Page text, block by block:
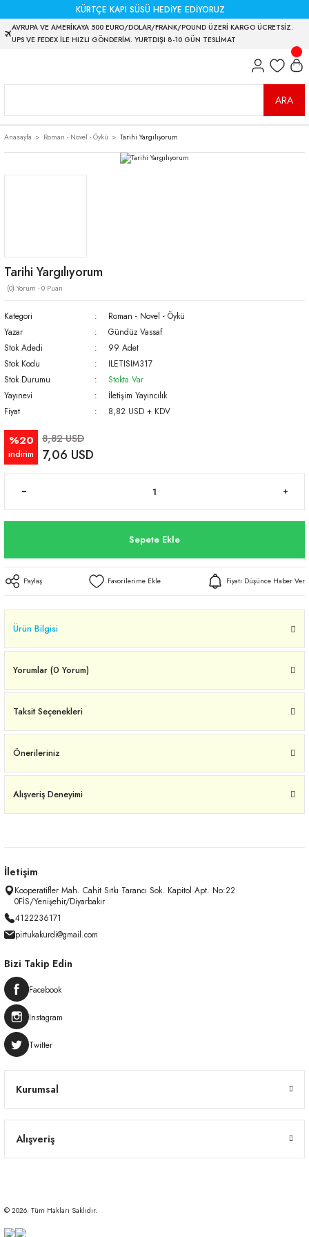
KÜRTÇE KAPI SÜSÜ HEDİYE EDİYORUZ
AVRUPA VE AMERİKAYA 500 EURO/DOLAR/FRANK/POUND ÜZERİ KARGO ÜCRETSİZ.
UPS VE FEDEX İLE HIZLI GÖNDERİM. YURTDIŞI 8-10 GÜN TESLİMAT
ARA
Anasayfa Roman - Novel - Öykü Tarihi Yargılıyorum
Tarihi Yargılıyorum
(0) Yorum - 0 Puan
Kategori
Roman - Novel - Öykü
Yazar
Gündüz Vassaf
Stok Adedi
99 Adet
Stok Kodu
ILETISIM317
Stok Durumu
Stokta Var
Yayınevi
İletişim Yayıncılık
Fiyat
8,82 USD + KDV
%20
indirim
8,82 USD
7,06 USD
Sepete Ekle
Paylaş Fiyatı Düşünce Haber Ver
Ürün Bilgisi
Yorumlar (0 Yorum)
Taksit Seçenekleri
Önerileriniz
Alışveriş Deneyimi
İletişim
Kooperatifler Mah. Cahit Sıtkı Tarancı Sok. Kapitol Apt. No:22
0FİS/Yenişehir/Diyarbakır
4122236171
pirtukakurdi@gmail.com
Kurumsal
Alışveriş
Bizi Takip Edin
Facebook
Instagram
Twitter
© 2026. Tüm Hakları Saklıdır.